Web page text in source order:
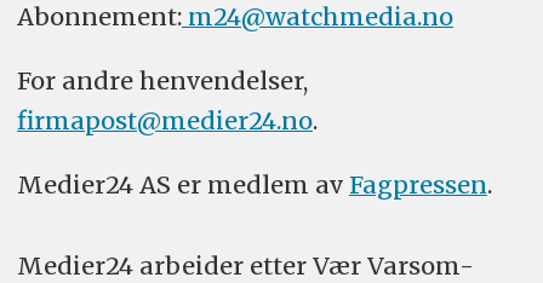
Abonnement:m24@watchmedia.no
For andre henvendelser,
firmapost@medier24.no.
Medier24 AS er medlem av Fagpressen.
Medier24 arbeider etter Vær Varsom-